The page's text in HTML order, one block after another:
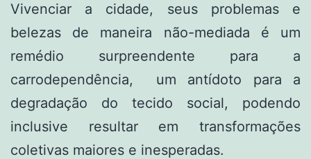
Vivenciar a cidade, seus problemas e
belezas de maneira não-mediada é um
remédio surpreendente para a
carrodependência, um antídoto para a
degradação do tecido social, podendo
inclusive resultar em transformações
coletivas maiores e inesperadas.